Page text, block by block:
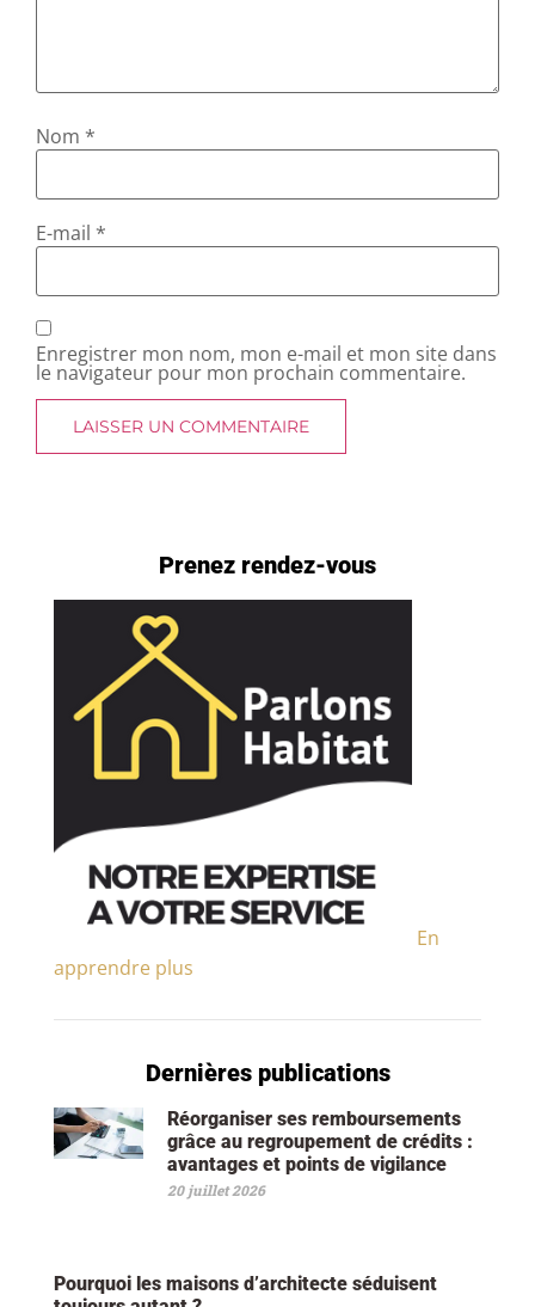
Nom *
E-mail *
Enregistrer mon nom, mon e-mail et mon site dans
le navigateur pour mon prochain commentaire.
Prenez rendez-vous
En
apprendre plus
Dernières publications
Réorganiser ses remboursements
grâce au regroupement de crédits :
avantages et points de vigilance
20 juillet 2026
Pourquoi les maisons d’architecte séduisent